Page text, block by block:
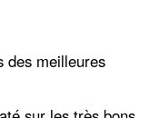
des meilleures